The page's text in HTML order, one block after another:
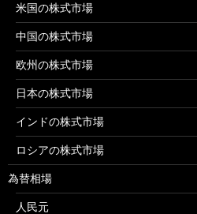
米国の株式市場
中国の株式市場
欧州の株式市場
日本の株式市場
インドの株式市場
ロシアの株式市場
為替相場
人民元